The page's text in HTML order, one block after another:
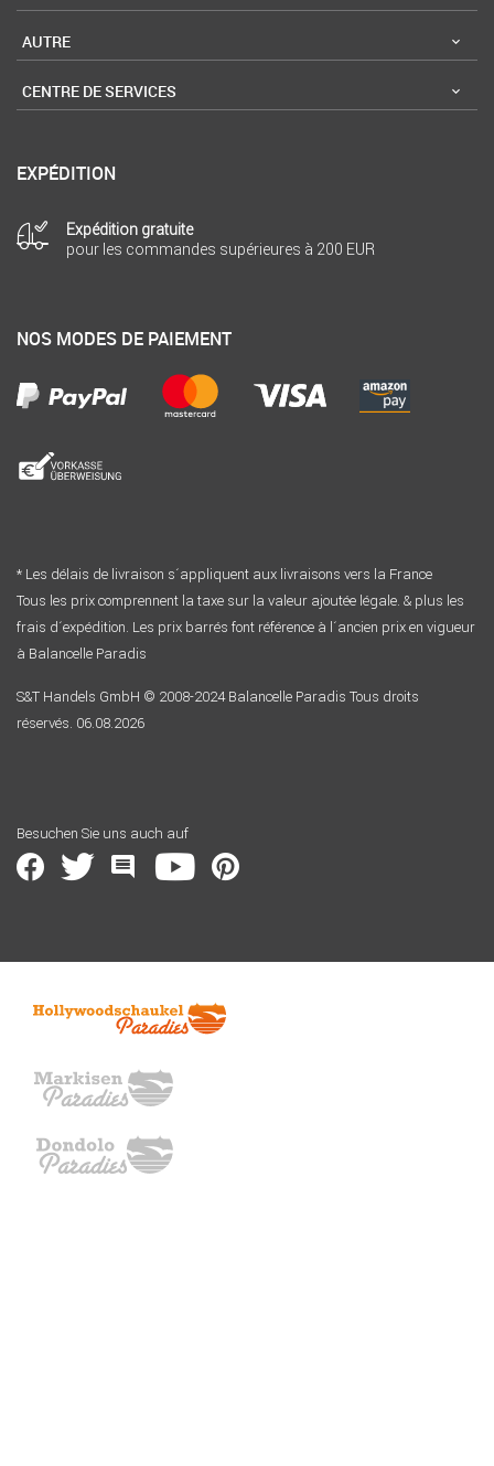
AUTRE
CENTRE DE SERVICES
EXPÉDITION
Expédition gratuite
pour les commandes supérieures à 200 EUR
NOS MODES DE PAIEMENT
* Les délais de livraison s´appliquent aux livraisons vers la France
Tous les prix comprennent la taxe sur la valeur ajoutée légale. & plus les
frais d´expédition. Les prix barrés font référence à l´ancien prix en vigueur
à Balancelle Paradis
S&T Handels GmbH © 2008-2024 Balancelle Paradis Tous droits
réservés. 06.08.2026
Besuchen Sie uns auch auf